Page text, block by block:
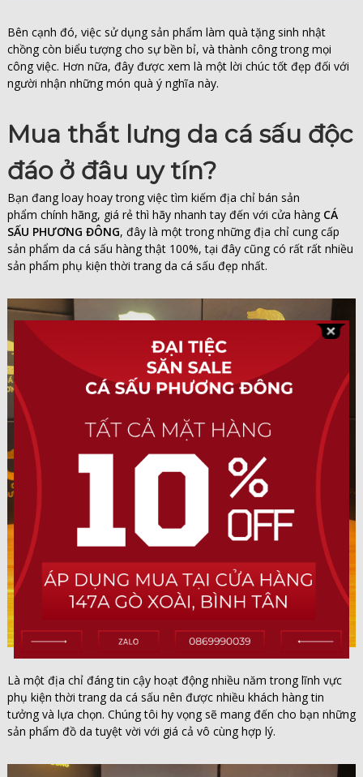
Bên cạnh đó, việc sử dụng sản phẩm làm quà tặng sinh nhật
chồng còn biểu tượng cho sự bền bỉ, và thành công trong mọi
công việc. Hơn nữa, đây được xem là một lời chúc tốt đẹp đối với
người nhận những món quà ý nghĩa này.
Mua thắt lưng da cá sấu độc
đáo ở đâu uy tín?
Bạn đang loay hoay trong việc tìm kiếm địa chỉ bán sản
phẩm chính hãng, giá rẻ thì hãy nhanh tay đến với cửa hàng CÁ
SẤU PHƯƠNG ĐÔNG, đây là một trong những địa chỉ cung cấp
sản phẩm da cá sấu hàng thật 100%, tại đây cũng có rất rất nhiều
sản phẩm phụ kiện thời trang da cá sấu đẹp nhất.
Là một địa chỉ đáng tin cậy hoạt động nhiều năm trong lĩnh vực
phụ kiện thời trang da cá sấu nên được nhiều khách hàng tin
tưởng và lựa chọn. Chúng tôi hy vọng sẽ mang đến cho bạn những
sản phẩm đồ da tuyệt vời với giá cả vô cùng hợp lý.